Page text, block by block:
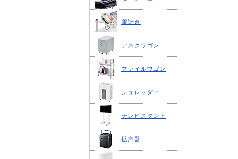
電話台
デスクワゴン
ファイルワゴン
シュレッダー
テレビスタンド
拡声器